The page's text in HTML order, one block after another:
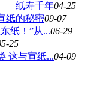
纸寿千年04-25
纸的秘密09-07
纸！”从...06-29
25
这与宣纸...04-09